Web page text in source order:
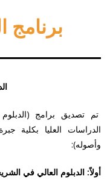
برنامج
تم تصديق برامج
الدراسات العليا بكلية
وأصوله):
أولاً: الدبلوم العالي في